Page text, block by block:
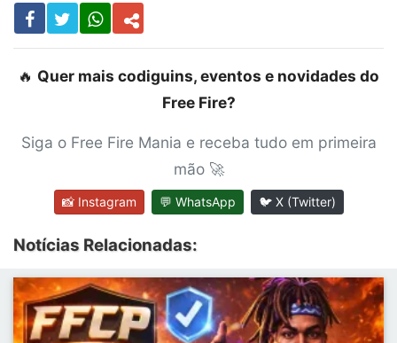
🔥 Quer mais codiguins, eventos e novidades do
Free Fire?
Siga o Free Fire Mania e receba tudo em primeira
mão 🚀
📸 Instagram 💬 WhatsApp 🐦 X (Twitter)
Notícias Relacionadas: